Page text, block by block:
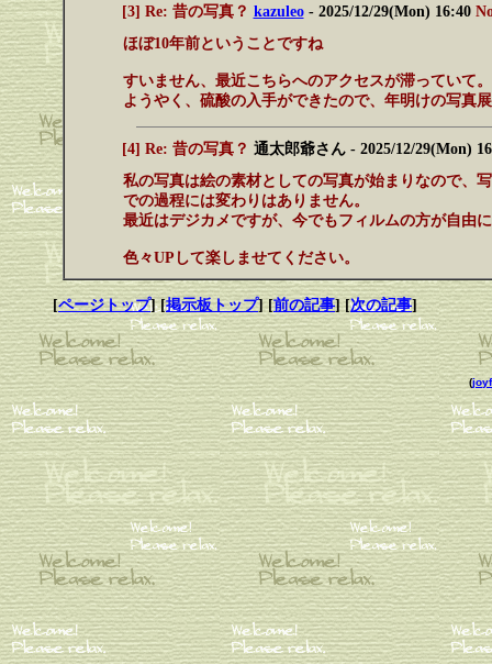
[3] Re: 昔の写真？ kazuleo- 2025/12/29(Mon) 16:40
ほぼ10年前ということですね
すいません、最近こちらへのアクセスが滞っていて。
ようやく、硫酸の入手ができたので、年明けの写真
[4] Re: 昔の写真？ 通太郎爺さん- 2025/12/29(Mon)
私の写真は絵の素材としての写真が始まりなので、
での過程には変わりはありません。
最近はデジカメですが、今でもフィルムの方が自由
色々UPして楽しませてください。
[ページトップ] [掲示板トップ] [前の記事] [次の記事]
(